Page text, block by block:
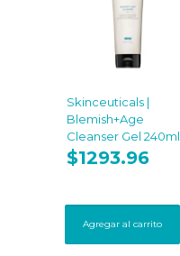
Skinceuticals |
Blemish+Age
Cleanser Gel 240ml
$1293.96
Agregar al carrito